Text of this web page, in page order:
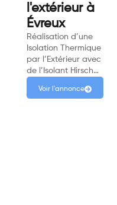
l'extérieur à
Évreux
Réalisation d’une
Isolation Thermique
par l’Extérieur avec
de l’Isolant Hirsch…
Voir l'annonce